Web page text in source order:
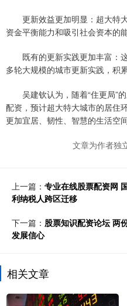
更新效益更加明显：超大特
资金平衡能力和吸引社会资本的能
既有的更新实践更加丰富：
多轮大规模的城市更新实践，积
吴建钦认为，随着“住更局”
配资，预计超大特大城市的居住
更加宜居、韧性、智慧的生活空间
文章为作者独
上一篇： 专业在线股票配资网
利纳税人跨区迁移
下一篇： 股票知识配资论坛 两
发展信心
相关文章